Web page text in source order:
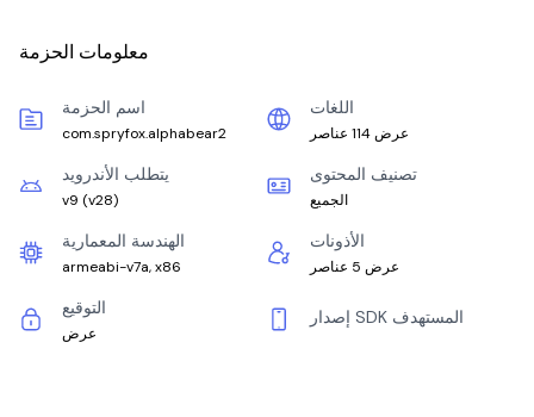
معلومات الحزمة
اسم الحزمة
com.spryfox.alphabear2
اللغات
عرض 114 عناصر
يتطلب الأندرويد
v9 (v28)
تصنيف المحتوى
الجميع
الهندسة المعمارية
armeabi-v7a, x86
الأذونات
عرض 5 عناصر
التوقيع
عرض
إصدار SDK المستهدف